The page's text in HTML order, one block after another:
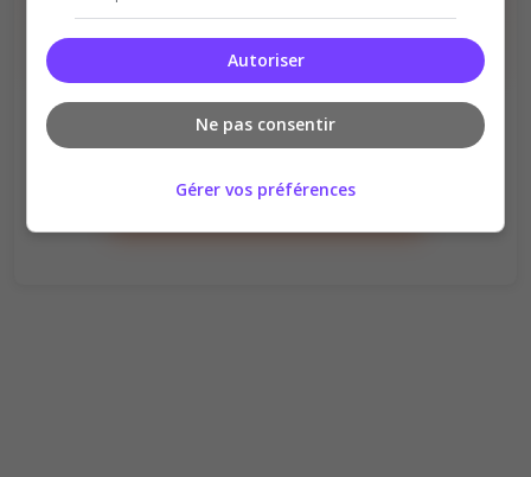
Il n'y a pas encore d'avis sur cette
communauté.
Ambiance
Disponibilité
Donner le premier avis
Autoriser
Ne pas consentir
Gérer vos préférences